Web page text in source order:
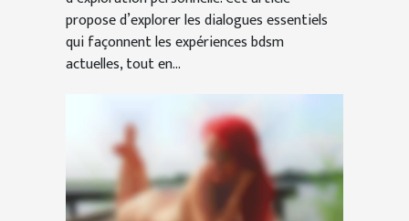
propose d’explorer les dialogues essentiels
qui façonnent les expériences bdsm
actuelles, tout en...